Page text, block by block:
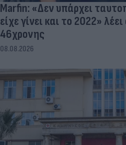
Marfin: «Δεν υπάρχει
είχε γίνει και το 2022»
46χρονης
08.08.2026